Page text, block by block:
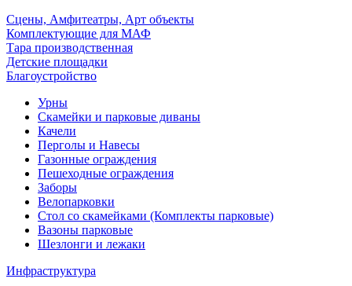
Сцены, Амфитеатры, Арт объекты
Комплектующие для МАФ
Тара производственная
Детские площадки
Благоустройство
Урны
Скамейки и парковые диваны
Качели
Перголы и Навесы
Газонные ограждения
Пешеходные ограждения
Заборы
Велопарковки
Стол со скамейками (Комплекты парковые)
Вазоны парковые
Шезлонги и лежаки
Инфраструктура